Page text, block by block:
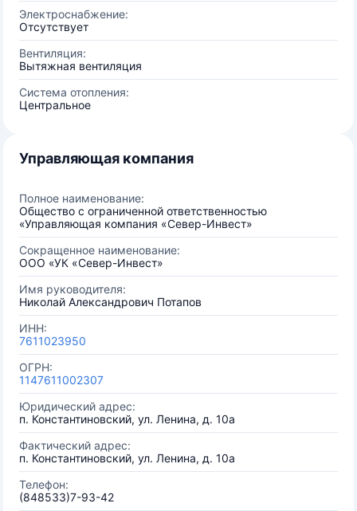
Электроснабжение:
Отсутствует
Вентиляция:
Вытяжная вентиляция
Система отопления:
Центральное
Управляющая компания
Полное наименование:
Общество с ограниченной ответственностью
«Управляющая компания «Север-Инвест»
Сокращенное наименование:
ООО «УК «Север-Инвест»
Имя руководителя:
Николай Александрович Потапов
ИНН:
7611023950
ОГРН:
1147611002307
Юридический адрес:
п. Константиновский, ул. Ленина, д. 10а
Фактический адрес:
п. Константиновский, ул. Ленина, д. 10а
Телефон:
(848533)7-93-42